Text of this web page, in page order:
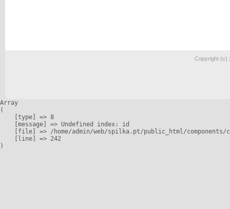
Copyright (c)
Array
(
    [type] => 8
    [message] => Undefined index: id
[file] => /home/admin/web/spilka.pt/public_html/
    [line] => 242